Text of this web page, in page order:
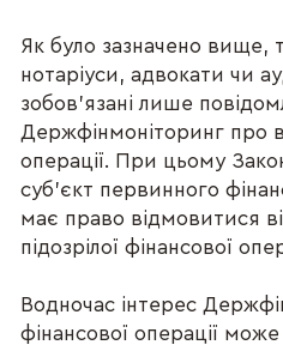
Як було зазначено вище,
нотаріуси, адвокати чи
зобов’язані лише
Держфінмоніторинг про
операції. При цьому
суб’єкт первинного
має право відмовитися
підозрілої фінансової
Водночас інтерес
фінансової операції може